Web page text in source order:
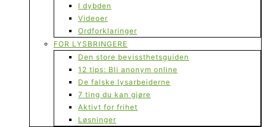
I dybden
Videoer
Ordforklaringer
FOR LYSBRINGERE
Den store bevissthetsguiden
12 tips: Bli anonym online
De falske lysarbeiderne
7 ting du kan gjøre
Aktivt for frihet
Løsninger